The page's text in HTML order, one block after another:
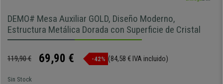
DEMO# Mesa Auxiliar GOLD, Diseño Moderno,
Estructura Metálica Dorada con Superficie de Cristal
119,90 € 69,90 € -42% (84,58 € IVA incluido)
Sin Stock